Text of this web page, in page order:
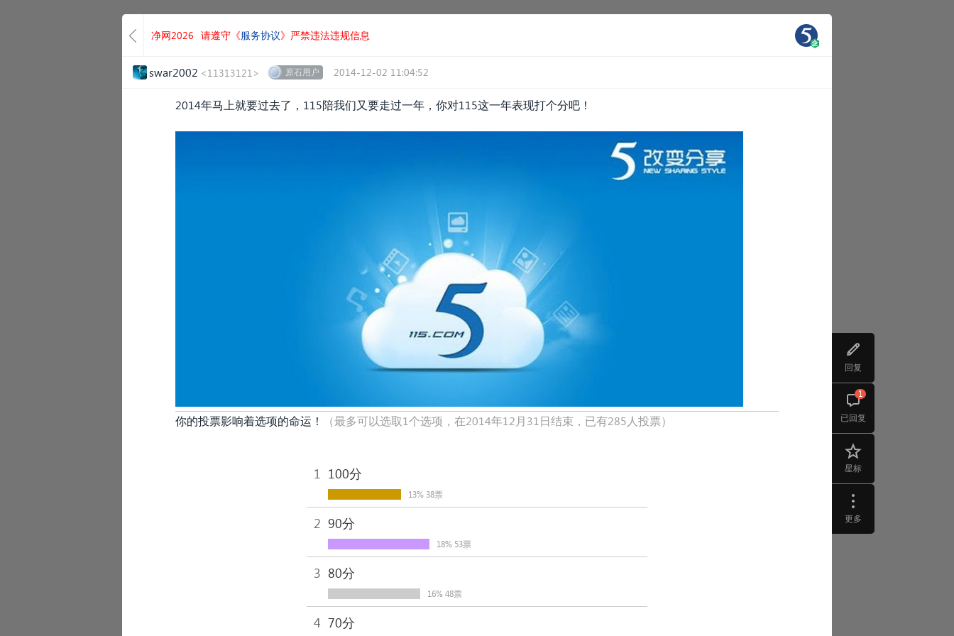
回复
已回复
1
星标
更多
净网2026 请遵守《服务协议》严禁违法违规信息
swar2002 <11313121> 原石用户 2014-12-02 11:04:52
2014年马上就要过去了，115陪我们又要走过一年，你对115这一年表现打个分吧！
你的投票影响着选项的命运！ （最多可以选取1个选项，在2014年12月31日结束，已有285人投票）
1 100分
13% 38票
2 90分
18% 53票
3 80分
16% 48票
4 70分